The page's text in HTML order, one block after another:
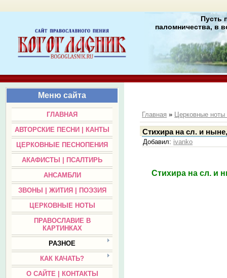
Пусть
паломничества, в
Меню сайта
ГЛАВНАЯ
АВТОРСКИЕ ПЕСНИ | КАНТЫ
ЦЕРКОВНЫЕ ПЕСНОПЕНИЯ
АКАФИСТЫ | ПСАЛТИРЬ
АНСАМБЛИ
ЗВОНЫ | ЖИТИЯ | ПОЭЗИЯ
ЦЕРКОВНЫЕ НОТЫ
ПРАВОСЛАВИЕ В
КАРТИНКАХ
РАЗНОЕ
КАК КАЧАТЬ?
О САЙТЕ | КОНТАКТЫ
Главная » Церковные ноты
Стихира на сл. и
Добавил: ivanko
Стихира на сл. и